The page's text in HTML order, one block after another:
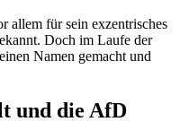
allem für sein exzentrisches
Doch im Laufe der
Namen gemacht und
und die AfD